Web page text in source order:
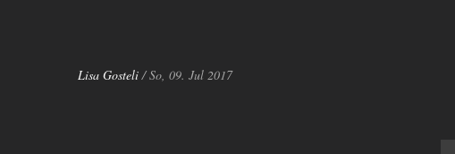
Lisa Gosteli/ So, 09. Jul 2017